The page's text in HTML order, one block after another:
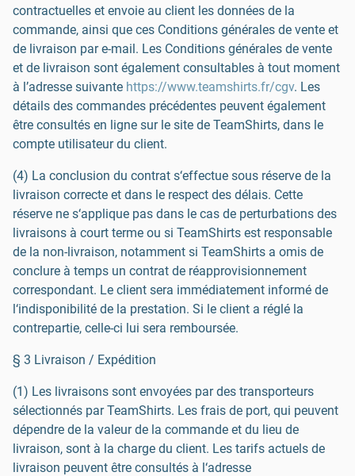
contractuelles et envoie au client les données de la
commande, ainsi que ces Conditions générales de vente et
de livraison par e-mail. Les Conditions générales de vente
et de livraison sont également consultables à tout moment
à l’adresse suivante https://www.teamshirts.fr/cgv. Les
détails des commandes précédentes peuvent également
être consultés en ligne sur le site de TeamShirts, dans le
compte utilisateur du client.
(4) La conclusion du contrat s‘effectue sous réserve de la
livraison correcte et dans le respect des délais. Cette
réserve ne s‘applique pas dans le cas de perturbations des
livraisons à court terme ou si TeamShirts est responsable
de la non-livraison, notamment si TeamShirts a omis de
conclure à temps un contrat de réapprovisionnement
correspondant. Le client sera immédiatement informé de
l‘indisponibilité de la prestation. Si le client a réglé la
contrepartie, celle-ci lui sera remboursée.
§ 3 Livraison / Expédition
(1) Les livraisons sont envoyées par des transporteurs
sélectionnés par TeamShirts. Les frais de port, qui peuvent
dépendre de la valeur de la commande et du lieu de
livraison, sont à la charge du client. Les tarifs actuels de
livraison peuvent être consultés à l‘adresse